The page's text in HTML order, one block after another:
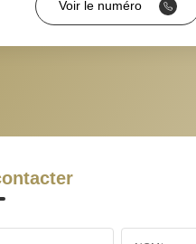
ET CAFÉS COMMERCES
Voir le numéro